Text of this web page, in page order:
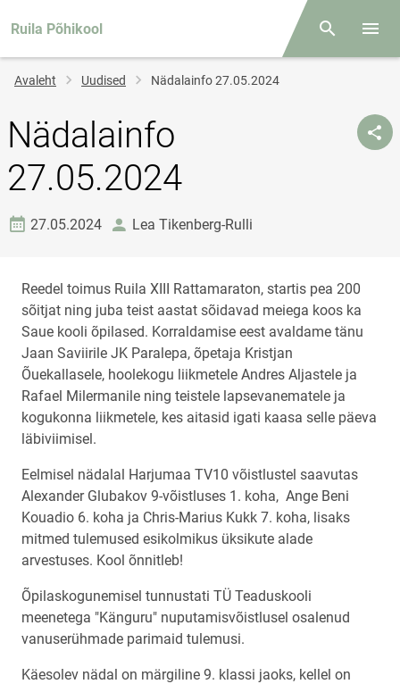
Ruila Põhikool Otsing
Jälglink
Avaleht Uudised Nädalainfo 27.05.2024
Nädalainfo
27.05.2024
Loomise kuupäev
27.05.2024 autorLea Tikenberg-Rulli
Reedel toimus Ruila XIII Rattamaraton, startis pea 200
sõitjat ning juba teist aastat sõidavad meiega koos ka
Saue kooli õpilased. Korraldamise eest avaldame tänu
Jaan Saviirile JK Paralepa, õpetaja Kristjan
Õuekallasele, hoolekogu liikmetele Andres Aljastele ja
Rafael Milermanile ning teistele lapsevanematele ja
kogukonna liikmetele, kes aitasid igati kaasa selle päeva
läbiviimisel.
Eelmisel nädalal Harjumaa TV10 võistlustel saavutas
Alexander Glubakov 9-võistluses 1. koha, Ange Beni
Kouadio 6. koha ja Chris-Marius Kukk 7. koha, lisaks
mitmed tulemused esikolmikus üksikute alade
arvestuses. Kool õnnitleb!
Õpilaskogunemisel tunnustati TÜ Teaduskooli
meenetega "Känguru" nuputamisvõistlusel osalenud
vanuserühmade parimaid tulemusi.
Käesolev nädal on märgiline 9. klassi jaoks, kellel on